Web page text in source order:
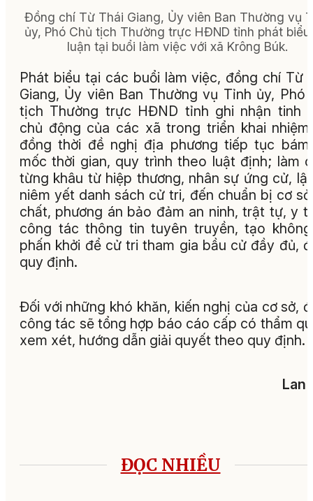
Đồng chí Từ Thái Giang, Ủy viên Ban Thường vụ
ủy, Phó Chủ tịch Thường trực HĐND tỉnh phát biểu
luận tại buổi làm việc với xã Krông Búk.
Phát biểu tại các buổi làm việc, đồng chí Từ
Giang, Ủy viên Ban Thường vụ Tỉnh ủy, Phó
tịch Thường trực HĐND tỉnh ghi nhận tinh
chủ động của các xã trong triển khai
đồng thời đề nghị địa phương tiếp tục
mốc thời gian, quy trình theo luật định; làm
từng khâu từ hiệp thương, nhân sự ứng cử,
niêm yết danh sách cử tri, đến chuẩn bị cơ
chất, phương án bảo đảm an ninh, trật tự, y
công tác thông tin tuyên truyền, tạo
phấn khởi để cử tri tham gia bầu cử đầy đủ,
quy định.
Đối với những khó khăn, kiến nghị của cơ sở,
công tác sẽ tổng hợp báo cáo cấp có thẩm
xem xét, hướng dẫn giải quyết theo quy định.
Lan
ĐỌC NHIỀU